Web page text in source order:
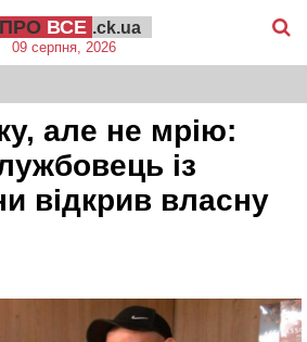
ПРО ВСЕ .ck.ua
09 серпня, 2026
але не мрію:
із
відкрив власну